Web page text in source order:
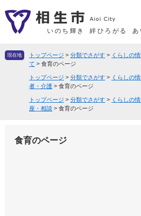
ー
先
ニ
を
いのち輝き 絆ひろがる あ
現在地 トップページ > 分類でさがす > くらしの
て > 食育のページ
トップページ > 分類でさがす > くらしの
者・介護 > 食育のページ
トップページ > 分類でさがす > くらしの
座・相談 > 食育のページ
食育のページ